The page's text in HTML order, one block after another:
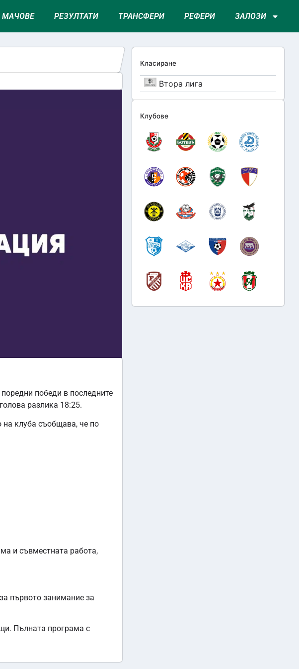
МАЧОВЕ РЕЗУЛТАТИ ТРАНСФЕРИ РЕФЕРИ ЗАЛОЗИ
Класиране
Втора лига
Клубове
победи в последните
разлика 18:25.
на клуба съобщава, че по
и съвместната работа,
първото занимание за
Пълната програма с